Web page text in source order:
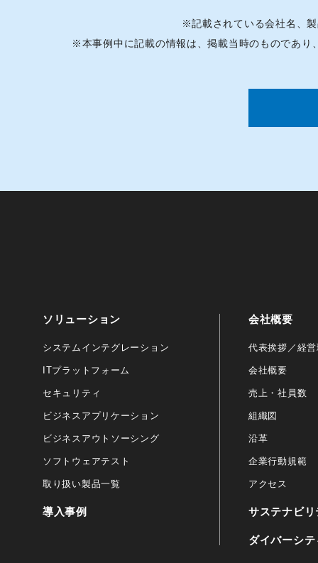
※記載されている会社名、
※本事例中に記載の情報は、掲載当時のものであ
ソリューション
システムインテグレーション
ITプラットフォーム
セキュリティ
ビジネスアプリケーション
ビジネスアウトソーシング
ソフトウェアテスト
取り扱い製品一覧
導入事例
会社概要
代表挨拶／経
会社概要
売上・社員数
組織図
沿革
企業行動規範
アクセス
サステナビリ
ダイバーシ